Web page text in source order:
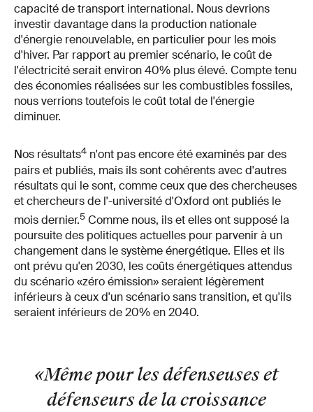
capacité de transport international. Nous devrions
investir davantage dans la production nationale
d'énergie renouvelable, en particulier pour les mois
d'hiver. Par rapport au premier scénario, le coût de
l'électricité serait environ 40% plus élevé. Compte tenu
des économies réalisées sur les combustibles fossiles,
nous verrions toutefois le coût total de l'énergie
diminuer.
Nos résultats4 n'ont pas encore été examinés par des
pairs et publiés, mais ils sont cohérents avec d'autres
résultats qui le sont, comme ceux que des chercheuses
et chercheurs de l'-université d'Oxford ont publiés le
mois dernier.5 Comme nous, ils et elles ont supposé la
poursuite des politiques actuelles pour parvenir à un
changement dans le système énergétique. Elles et ils
ont prévu qu'en 2030, les coûts énergétiques attendus
du scénario «zéro émission» seraient légèrement
inférieurs à ceux d'un scénario sans transition, et qu'ils
seraient inférieurs de 20% en 2040.
«Même pour les défenseuses et
défenseurs de la croissance